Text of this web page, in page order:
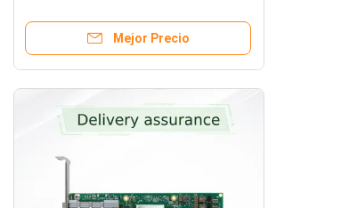
InfiniBand de doble puerto
Mejor Precio